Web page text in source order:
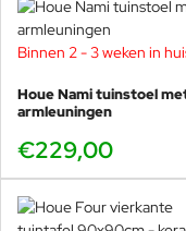
Binnen 2 - 3 weken in
Houe Nami tuinstoel
armleuningen
€229,00